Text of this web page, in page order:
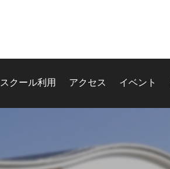
スクール利用 アクセス イベント